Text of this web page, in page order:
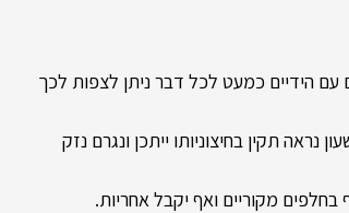
עם הידיים כמעט לכל דבר ניתן לצפות לכך
תקין בחיצוניותו ייתכן ונגרם נזק
מקוריים ואף יקבל אחריות.